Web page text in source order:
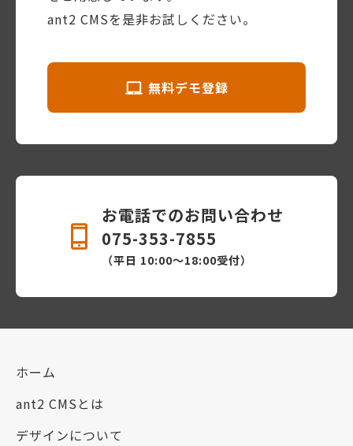
ant2 CMSを是非お試しください。
無料デモ登録
お電話でのお問い合わせ
075-353-7855
（平日 10:00〜18:00受付）
ホーム
ant2 CMSとは
デザインについて